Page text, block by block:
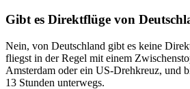
Gibt es Direktflüge von
Nein, von Deutschland gibt es keine
fliegst in der Regel mit einem
Amsterdam oder ein US-Drehkreuz, und
13 Stunden unterwegs.